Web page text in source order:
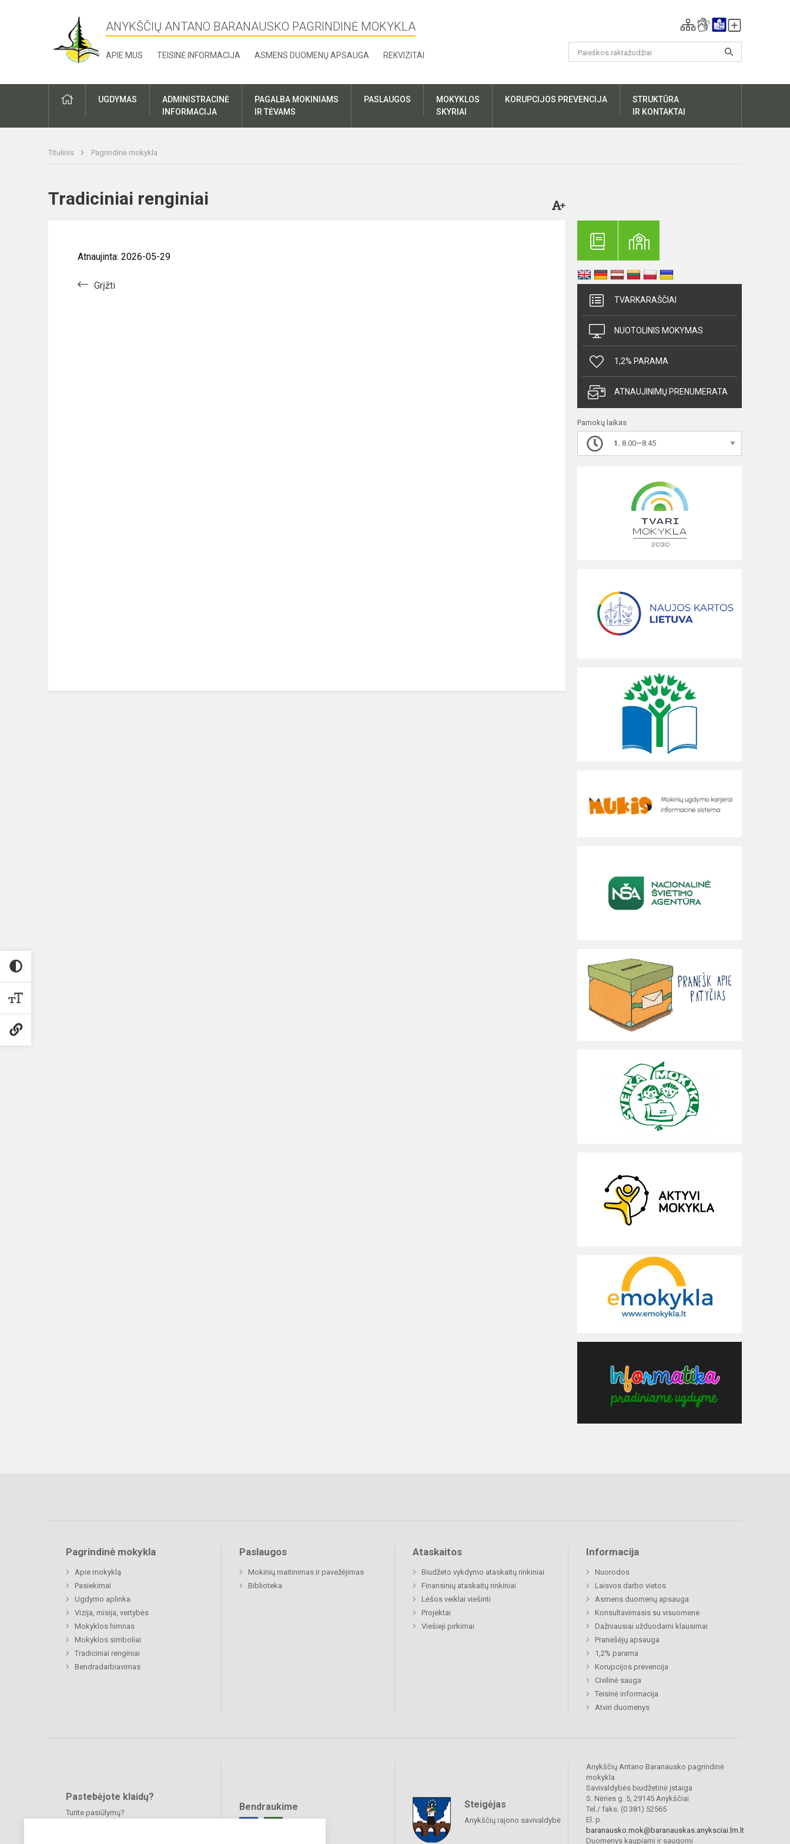
ANYKŠČIŲ ANTANO BARANAUSKO PAGRINDINĖ MOKYKLA
APIE MUS TEISINĖ INFORMACIJA ASMENS DUOMENŲ APSAUGA REKVIZITAI
UGDYMAS
ADMINISTRACINĖ
INFORMACIJA
PAGALBA MOKINIAMS
IR TĖVAMS
PASLAUGOS
MOKYKLOS
SKYRIAI
KORUPCIJOS PREVENCIJA
STRUKTŪRA
IR KONTAKTAI
Titulinis Pagrindinė mokykla
Tradiciniai renginiai
Atnaujinta: 2026-05-29
Grįžti
TVARKARAŠČIAI
NUOTOLINIS MOKYMAS
1,2% PARAMA
ATNAUJINIMŲ PRENUMERATA
Pamokų laikas
1. 8.00—8.45
Pagrindinė mokykla
Apie mokyklą
Pasiekimai
Ugdymo aplinka
Vizija, misija, vertybės
Mokyklos himnas
Mokyklos simboliai
Tradiciniai renginiai
Bendradarbiavimas
Paslaugos
Mokinių maitinimas ir pavežėjimas
Biblioteka
Ataskaitos
Biudžeto vykdymo ataskaitų rinkiniai
Finansinių ataskaitų rinkiniai
Lėšos veiklai viešinti
Projektai
Viešieji pirkimai
Informacija
Nuorodos
Laisvos darbo vietos
Asmens duomenų apsauga
Konsultavimasis su visuomene
Dažniausiai užduodami klausimai
Pranešėjų apsauga
1,2% parama
Korupcijos prevencija
Civilinė sauga
Teisinė informacija
Atviri duomenys
Pastebėjote klaidų?
Turite pasiūlymų?
Bendraukime Steigėjas
Anykščių rajono savivaldybė
Anykščių Antano Baranausko pagrindinė
mokykla
Savivaldybės biudžetinė įstaiga
S. Nėries g. 5, 29145 Anykščiai
Tel./ faks. (0 381) 52565
El. p.
baranausko.mok@baranauskas.anyksciai.lm.lt
Duomenys kaupiami ir saugomi